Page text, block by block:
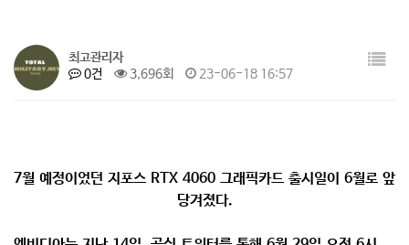
최고관리자
0건
3,696회 23-06-18 16:57
7월 예정이었던 지포스 RTX 4060 그래픽카드 출시일이 6월로 앞
당겨졌다.